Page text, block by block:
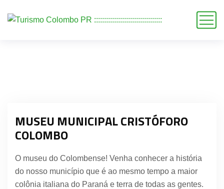
MUSEU MUNICIPAL CRISTÓFORO
COLOMBO
O museu do Colombense! Venha conhecer a história
do nosso município que é ao mesmo tempo a maior
colônia italiana do Paraná e terra de todas as gentes.